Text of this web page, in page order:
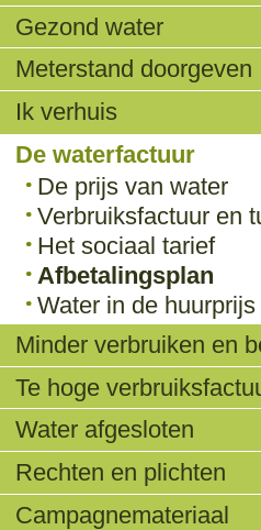
Gezond water
Meterstand doorgeven
Ik verhuis
De waterfactuur
De prijs van water
Verbruiksfactuur en
Het sociaal tarief
Afbetalingsplan
Water in de huurprijs
Minder verbruiken en
Te hoge
Water afgesloten
Rechten en plichten
Campagnemateriaal